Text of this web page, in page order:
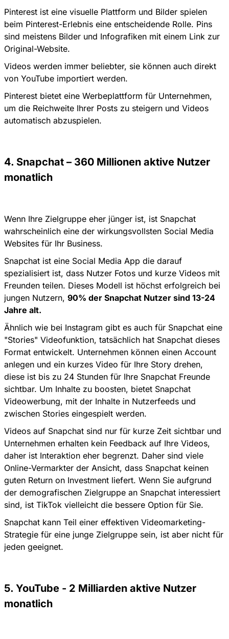
Pinterest ist eine visuelle Plattform und Bilder spielen
beim Pinterest-Erlebnis eine entscheidende Rolle. Pins
sind meistens Bilder und Infografiken mit einem Link zur
Original-Website.
Videos werden immer beliebter, sie können auch direkt
von YouTube importiert werden.
Pinterest bietet eine Werbeplattform für Unternehmen,
um die Reichweite Ihrer Posts zu steigern und Videos
automatisch abzuspielen.
4. Snapchat – 360 Millionen aktive Nutzer
monatlich
Wenn Ihre Zielgruppe eher jünger ist, ist Snapchat
wahrscheinlich eine der wirkungsvollsten Social Media
Websites für Ihr Business.
Snapchat ist eine Social Media App die darauf
spezialisiert ist, dass Nutzer Fotos und kurze Videos mit
Freunden teilen. Dieses Modell ist höchst erfolgreich bei
jungen Nutzern, 90% der Snapchat Nutzer sind 13-24
Jahre alt.
Ähnlich wie bei Instagram gibt es auch für Snapchat eine
"Stories" Videofunktion, tatsächlich hat Snapchat dieses
Format entwickelt. Unternehmen können einen Account
anlegen und ein kurzes Video für Ihre Story drehen,
diese ist bis zu 24 Stunden für Ihre Snapchat Freunde
sichtbar. Um Inhalte zu boosten, bietet Snapchat
Videowerbung, mit der Inhalte in Nutzerfeeds und
zwischen Stories eingespielt werden.
Videos auf Snapchat sind nur für kurze Zeit sichtbar und
Unternehmen erhalten kein Feedback auf Ihre Videos,
daher ist Interaktion eher begrenzt. Daher sind viele
Online-Vermarkter der Ansicht, dass Snapchat keinen
guten Return on Investment liefert. Wenn Sie aufgrund
der demografischen Zielgruppe an Snapchat interessiert
sind, ist TikTok vielleicht die bessere Option für Sie.
Snapchat kann Teil einer effektiven Videomarketing-
Strategie für eine junge Zielgruppe sein, ist aber nicht für
jeden geeignet.
5. YouTube - 2 Milliarden aktive Nutzer
monatlich